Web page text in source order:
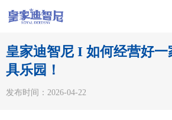
皇家迪智尼 I 如何经营好
具乐园！
发布时间：2026-04-22